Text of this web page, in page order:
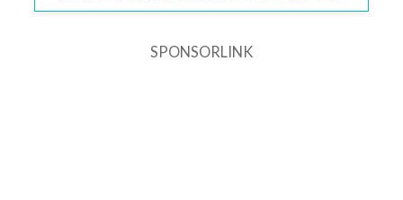
SPONSORLINK